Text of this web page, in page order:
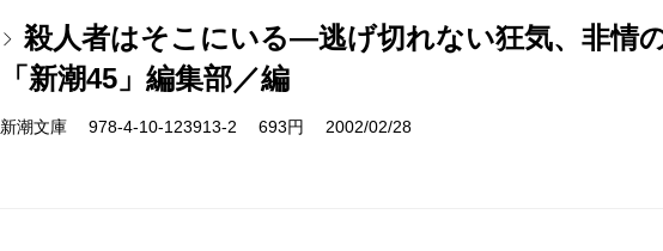
殺人者はそこにいる―逃げ切れない狂気、非情
「新潮45」編集部／編
新潮文庫 978-4-10-123913-2 693円 2002/02/28